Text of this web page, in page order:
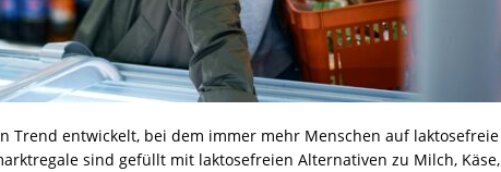
Trend entwickelt, bei dem immer mehr Menschen auf laktosefreie
sind gefüllt mit laktosefreien Alternativen zu Milch, Käse,